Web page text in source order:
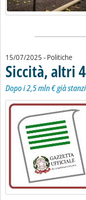
15/07/2025 - Politiche
Siccità, altri
Dopo i 2,5 mln € già